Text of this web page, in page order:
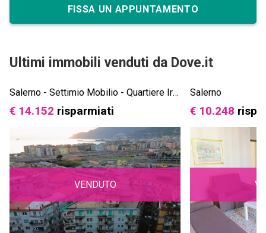
FISSA UN APPUNTAMENTO
Ultimi immobili venduti da Dove.it
Salerno - Settimio Mobilio - Quartiere Irno
€ 14.152 risparmiati
VENDUTO
Salerno
€ 10.248